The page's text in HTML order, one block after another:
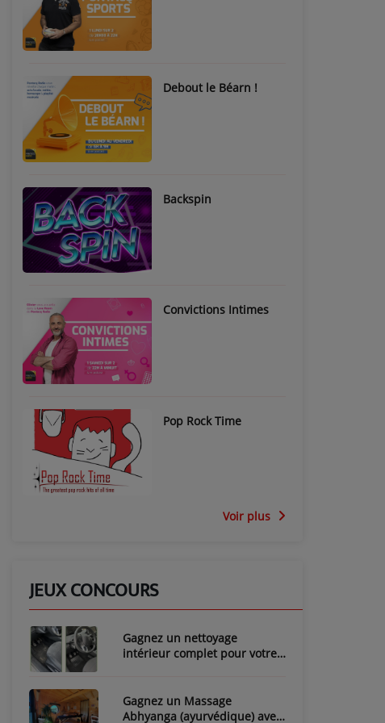
Debout le Béarn !
Backspin
Convictions Intimes
Pop Rock Time
Voir plus
JEUX CONCOURS
Gagnez un nettoyage
intérieur complet pour votre
Gagnez un Massage
Abhyanga (ayurvédique) avec